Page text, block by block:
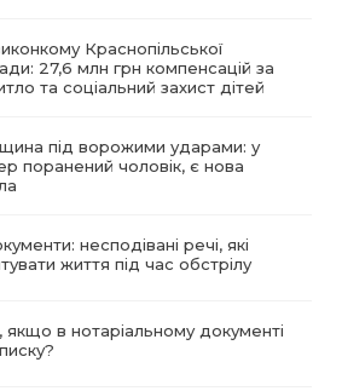
Краснопільської
27,6 млн грн компенсацій за
та соціальний захист дітей
під ворожими ударами: у
поранений чоловік, є нова
несподівані речі, які
життя під час обстрілу
в нотаріальному документі